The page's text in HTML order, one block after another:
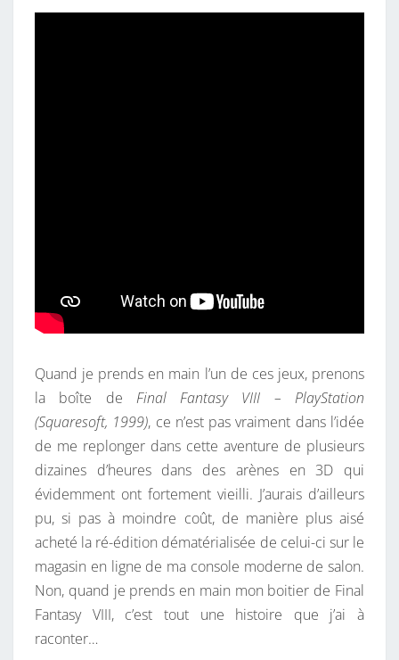
E
Quand je prends en main l’un de ces jeux, prenons
la boîte de Final Fantasy VIII – PlayStation
(Squaresoft, 1999), ce n’est pas vraiment dans l’idée
de me replonger dans cette aventure de plusieurs
dizaines d’heures dans des arènes en 3D qui
évidemment ont fortement vieilli. J’aurais d’ailleurs
pu, si pas à moindre coût, de manière plus aisé
acheté la ré-édition dématérialisée de celui-ci sur le
magasin en ligne de ma console moderne de salon.
Non, quand je prends en main mon boitier de Final
Fantasy VIII, c’est tout une histoire que j’ai à
raconter…